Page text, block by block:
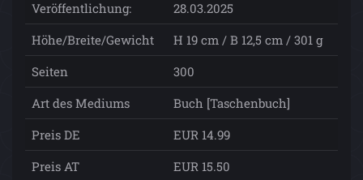
Veröffentlichung:
28.03.2025
Höhe/Breite/Gewicht
H 19 cm / B 12,5 cm / 301 g
Seiten
300
Art des Mediums
Buch [Taschenbuch]
Preis DE
EUR 14.99
Preis AT
EUR 15.50